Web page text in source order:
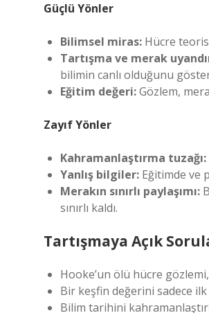
Güçlü Yönler
Bilimsel miras: Hücre
Tartışma ve merak
bilimin canlı olduğunu
Eğitim değeri:Gözlem,
Zayıf Yönler
Kahramanlaştırma tuzağı:
Yanlış bilgiler: Eğitimde ve
Merakın sınırlı paylaşımı:
sınırlı kaldı.
Tartışmaya Açık
Hooke’un ölü hücre
Bir keşfin değerini sadece
Bilim tarihini